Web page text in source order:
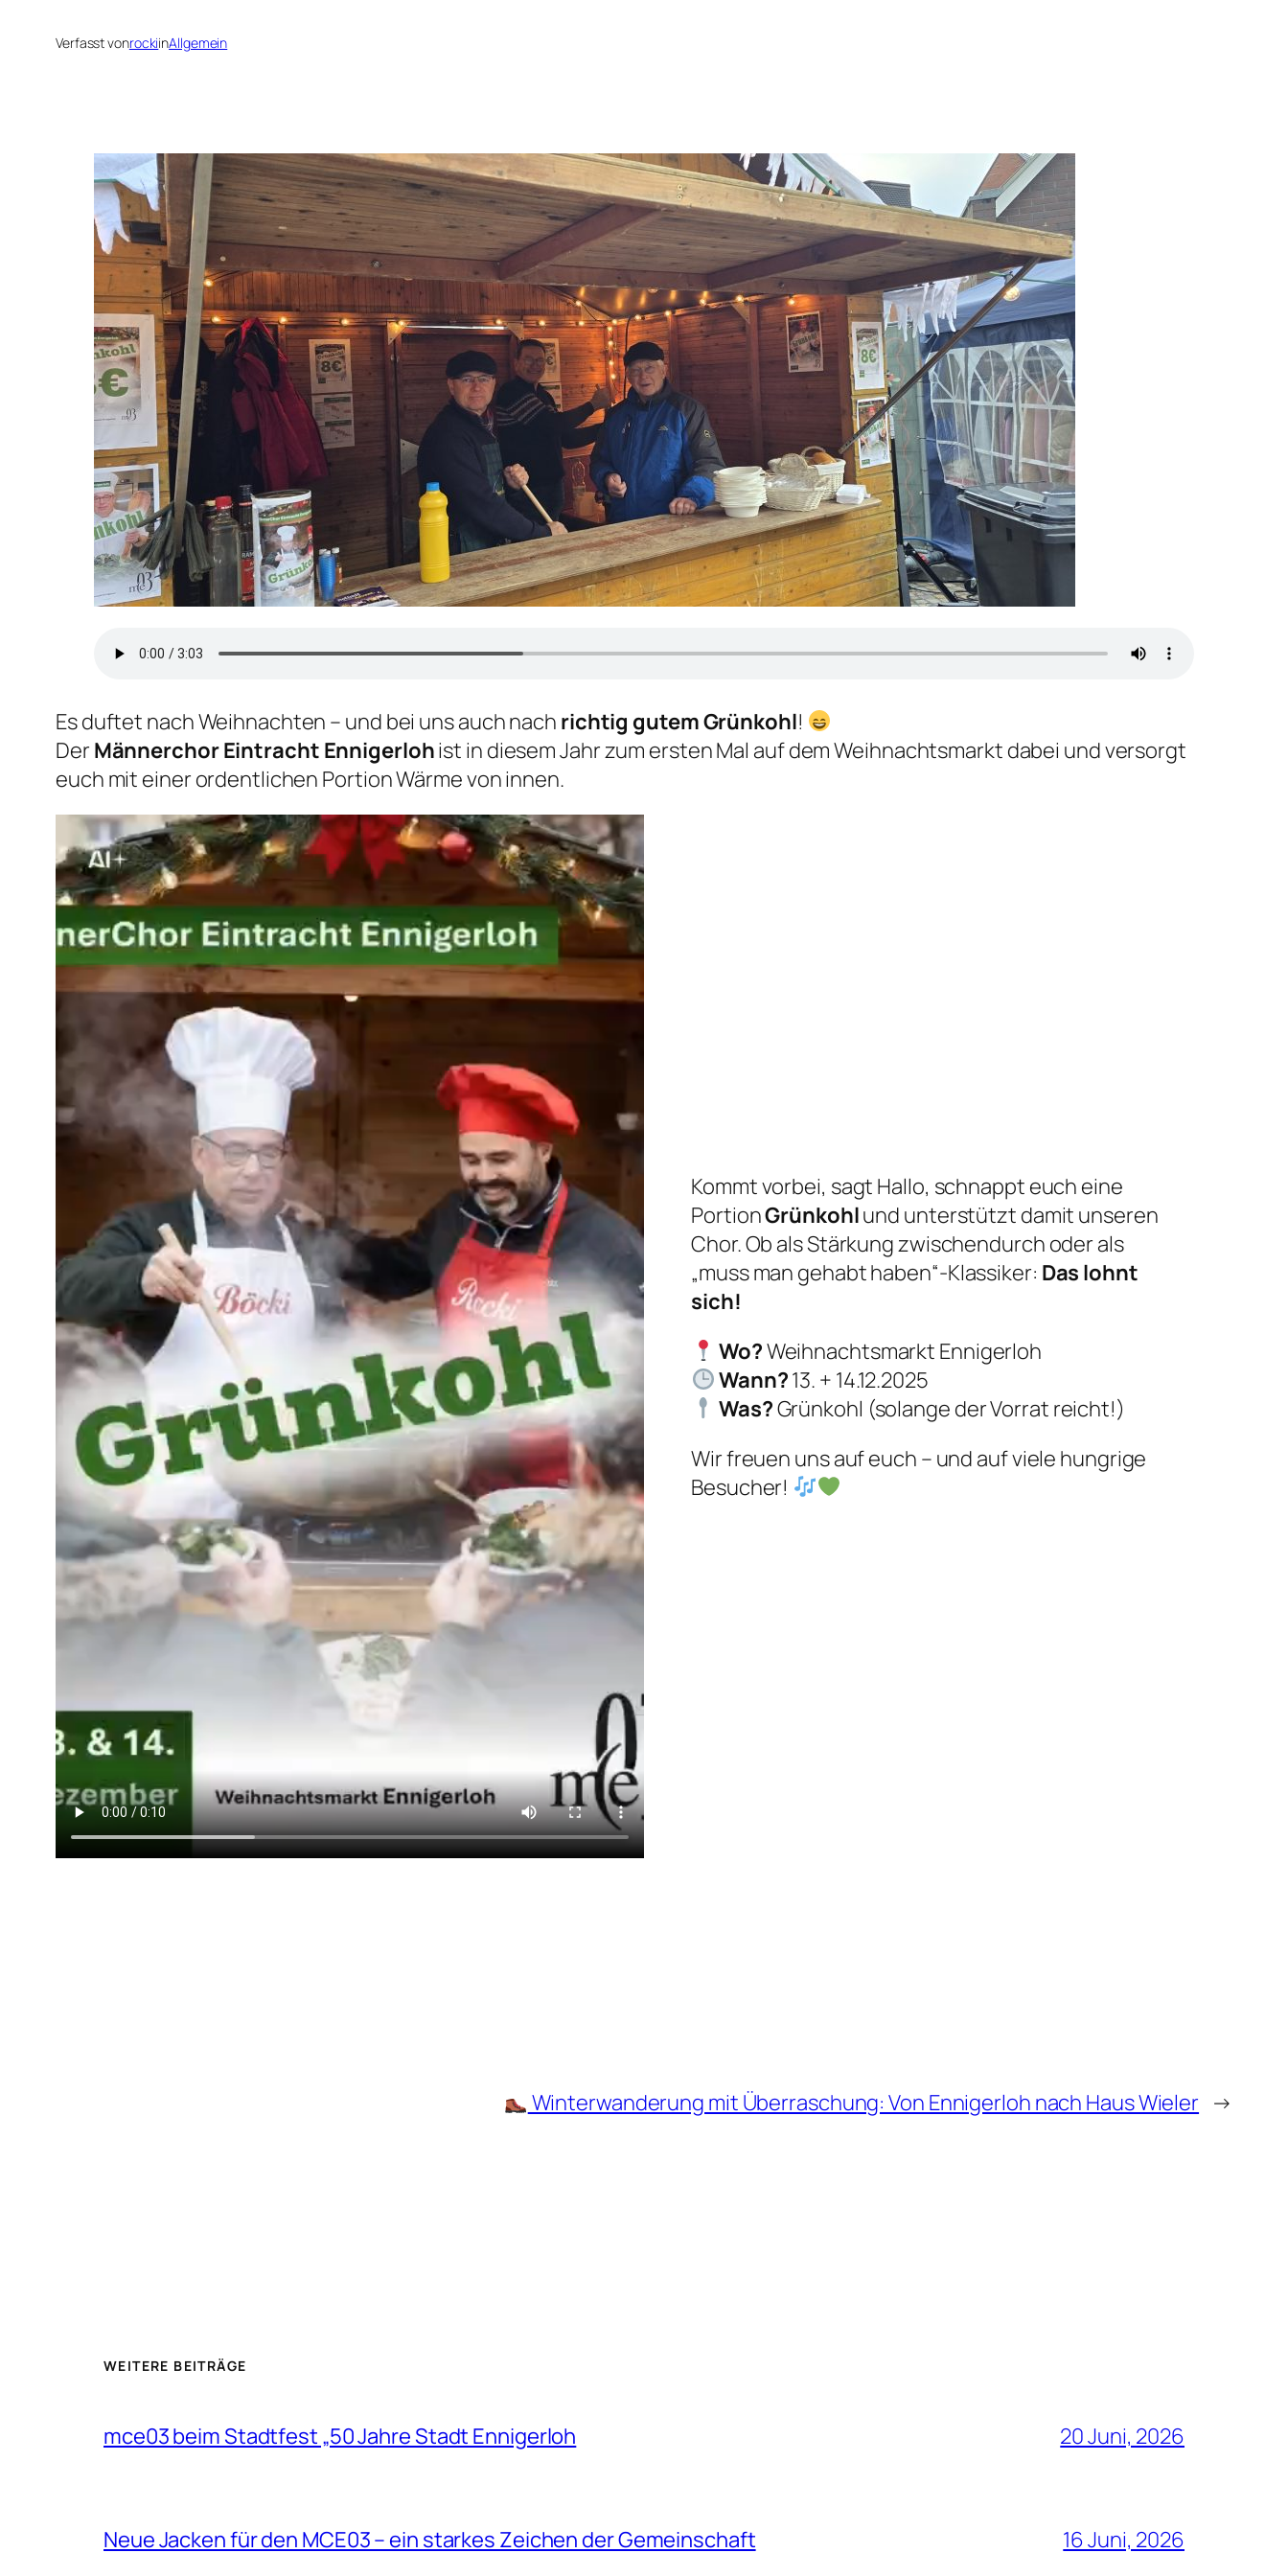
Verfasst vonrockiinAllgemein
Es duftet nach Weihnachten – und bei uns auch nach richtig gutem Grünkohl!
Der Männerchor Eintracht Ennigerlohist in diesem Jahr zum ersten Mal auf dem Weihnachtsmarkt dabei und versorgt
euch mit einer ordentlichen Portion Wärme von innen.
Kommt vorbei, sagt Hallo, schnappt euch eine
PortionGrünkohlund unterstützt damit unseren
Chor. Ob als Stärkung zwischendurch oder als
„muss man gehabt haben“-Klassiker: Das lohnt
sich!
Wo?Weihnachtsmarkt Ennigerloh
Wann?13. + 14.12.2025
Was?Grünkohl (solange der Vorrat reicht!)
Wir freuen uns auf euch – und auf viele hungrige
Besucher!
Winterwanderung mit Überraschung: Von Ennigerloh nach Haus Wieler →
WEITERE BEITRÄGE
mce03 beim Stadtfest „50 Jahre Stadt Ennigerloh 20 Juni, 2026
Neue Jacken für den MCE03 – ein starkes Zeichen der Gemeinschaft 16 Juni, 2026